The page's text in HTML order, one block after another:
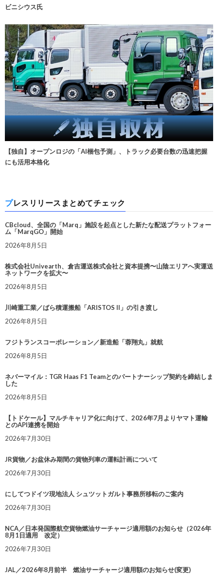
ビニシウス氏
【独自】オープンロジの「AI梱包予測」、トラック必要台数の迅速把握
にも活用本格化
プレスリリースまとめてチェック
CBcloud、全国の「Marq」施設を起点とした新たな配送プラットフォー
ム「MarqGO」開始
2026年8月5日
株式会社Univearth、倉吉運送株式会社と資本提携〜山陰エリアへ実運送
ネットワークを拡大〜
2026年8月5日
川崎重工業／ばら積運搬船「ARISTOS II」の引き渡し
2026年8月5日
フジトランスコーポレーション／新造船「蓉翔丸」就航
2026年8月5日
ネバーマイル：TGR Haas F1 Teamとのパートナーシップ契約を締結しま
した
2026年8月5日
【トドケール】マルチキャリア化に向けて、2026年7月よりヤマト運輸
とのAPI連携を開始
2026年7月30日
JR貨物／お盆休み期間の貨物列車の運転計画について
2026年7月30日
にしてつドイツ現地法人 シュツットガルト事務所移転のご案内
2026年7月30日
NCA／日本発国際航空貨物燃油サーチャージ適用額のお知らせ（2026年
8月1日適用 改定）
2026年7月30日
JAL／2026年8月前半 燃油サーチャージ適用額のお知らせ(変更)